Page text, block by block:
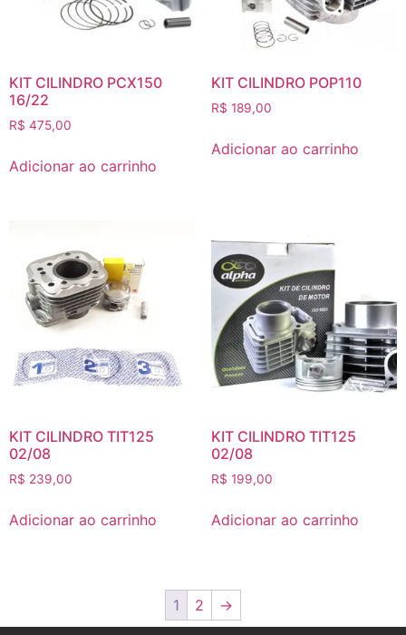
KIT CILINDRO PCX150
16/22
R$ 475,00
Adicionar ao carrinho
KIT CILINDRO POP110
R$ 189,00
Adicionar ao carrinho
KIT CILINDRO TIT125
02/08
R$ 239,00
Adicionar ao carrinho
KIT CILINDRO TIT125
02/08
R$ 199,00
Adicionar ao carrinho
1 2 →